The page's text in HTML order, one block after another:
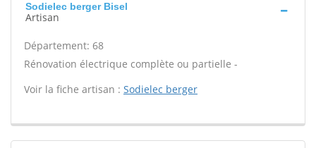
Sodielec berger Bisel
Artisan
Département: 68
Rénovation électrique complète ou partielle -
Voir la fiche artisan : Sodielec berger